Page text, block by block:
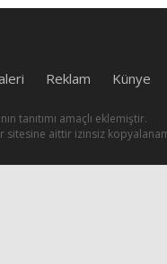
Reklam Künye
tanıtımı amaçlı eklemiştir.
sitesine aittir izinsiz